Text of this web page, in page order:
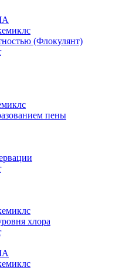
(Флокулянт)
пены
хлора